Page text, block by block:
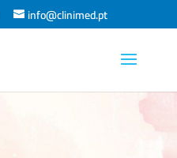
info@clinimed.pt